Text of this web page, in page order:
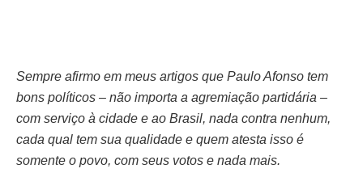
Sempre afirmo em meus artigos que Paulo Afonso tem
bons políticos – não importa a agremiação partidária –
com serviço à cidade e ao Brasil, nada contra nenhum,
cada qual tem sua qualidade e quem atesta isso é
somente o povo, com seus votos e nada mais.